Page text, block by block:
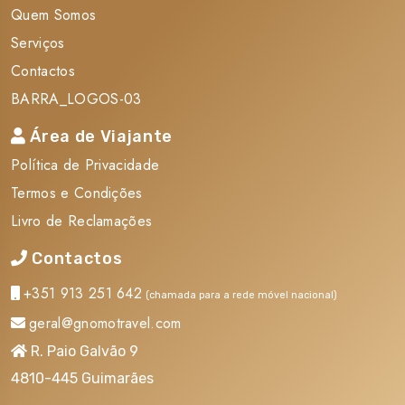
Desistências / Anulações / Alteração de datas:
Se o cliente ou alguns dos seus acompanhantes desistir
da viagem/estadia ou de parte dos serviços, terá de
pagar todos os encargos inerentes
- Cancelamentos ocorridos a menos de 3 dias da partida
- 100% do total dos serviços.
- Cancelamentos ocorridos no próprio dia da partida -
100% do total dos serviços.
Quem Somos
Serviços
Contactos
BARRA_LOGOS-03
Área de Viajante
Política de Privacidade
Termos e Condições
Livro de Reclamações
Contactos
+351 913 251 642 (chamada para a rede móvel nacional)
geral@gnomotravel.com
R. Paio Galvão 9
4810-445 Guimarães